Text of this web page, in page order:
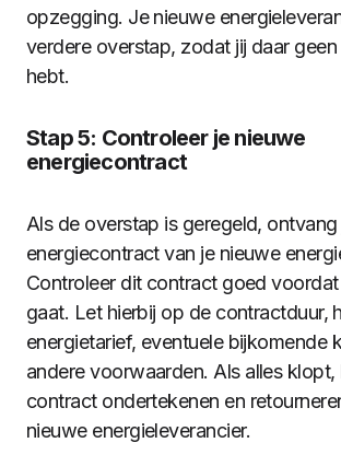
opzegging. Je nieuwe
verdere overstap, zodat jij daar
hebt.
Stap 5: Controleer je nieuwe
energiecontract
Als de overstap is geregeld,
energiecontract van je nieuwe
Controleer dit contract goed
gaat. Let hierbij op de contractduur,
energietarief, eventuele bijkomende
andere voorwaarden. Als alles klopt,
contract ondertekenen en
nieuwe energieleverancier.